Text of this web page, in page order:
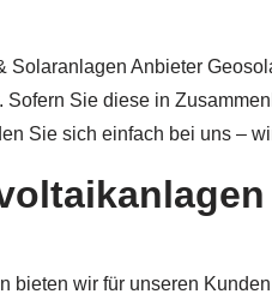
Solaranlagen Anbieter
Sofern Sie diese in
Sie sich einfach bei uns –
bieten wir für unseren